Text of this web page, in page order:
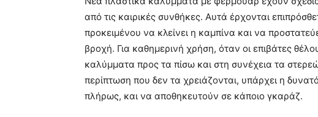
από τις καιρικές συνθήκες. Αυτά έρχονται
προκειμένου να κλείνει η καμπίνα και να
βροχή. Για καθημερινή χρήση, όταν οι επιβάτες
καλύμματα προς τα πίσω και στη συνέχεια τα
περίπτωση που δεν τα χρειάζονται, υπάρχει η
πλήρως, και να αποθηκευτούν σε κάποιο γκαράζ.